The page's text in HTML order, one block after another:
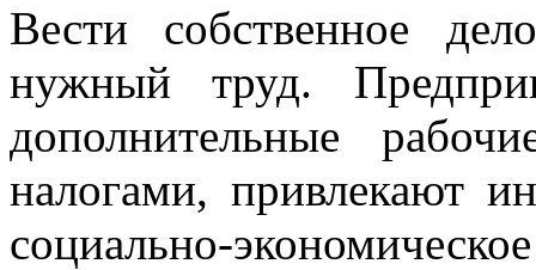
Вести собственное
нужный труд.
дополнительные
налогами, привлекают
социально-